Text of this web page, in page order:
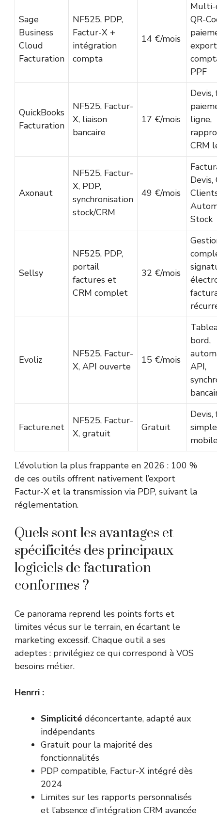
Sage
Business
Cloud
Facturation
NF525, PDP,
Factur-X +
intégration
compta
14 €/mois
Multi-
QR-
export
PPF
QuickBooks
Facturation
NF525, Factur-
X, liaison
bancaire
17 €/mois
Devis,
ligne,
CRM
Axonaut
NF525, Factur-
X, PDP,
synchronisation
stock/CRM
49 €/mois
Devis,
Stock
Sellsy
NF525, PDP,
portail
factures et
CRM complet
32 €/mois
Evoliz
NF525, Factur-
X, API ouverte
15 €/mois
bord,
API,
Facture.net
NF525, Factur-
X, gratuit
Gratuit
Devis,
L’évolution la plus frappante en 2026 : 100 %
de ces outils offrent nativement l’export
Factur-X et la transmission via PDP, suivant la
réglementation.
Quels sont les avantages et
spécificités des principaux
logiciels de facturation
conformes ?
Ce panorama reprend les points forts et
limites vécus sur le terrain, en écartant le
marketing excessif. Chaque outil a ses
adeptes : privilégiez ce qui correspond à VOS
besoins métier.
Henrri :
Simplicité déconcertante, adapté aux
indépendants
Gratuit pour la majorité des
fonctionnalités
PDP compatible, Factur-X intégré dès
2024
Limites sur les rapports personnalisés
et l’absence d’intégration CRM avancée